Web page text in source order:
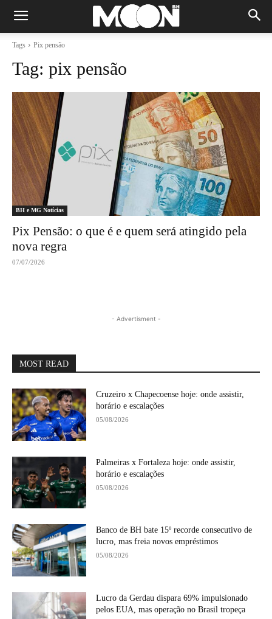
Tags Pix pensão
Tag: pix pensão
BH e MG Notícias
Pix Pensão: o que é e quem será atingido pela
nova regra
07/07/2026
- Advertisment -
MOST READ
Cruzeiro x Chapecoense hoje: onde assistir,
horário e escalações
05/08/2026
Palmeiras x Fortaleza hoje: onde assistir,
horário e escalações
05/08/2026
Banco de BH bate 15º recorde consecutivo de
lucro, mas freia novos empréstimos
05/08/2026
Lucro da Gerdau dispara 69% impulsionado
pelos EUA, mas operação no Brasil tropeça